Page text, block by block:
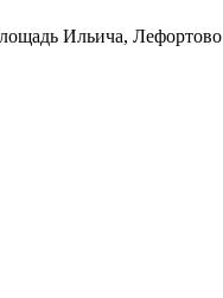
Ильича, Лефортово